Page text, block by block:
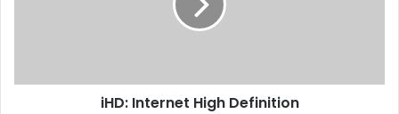
iHD: Internet High Definition